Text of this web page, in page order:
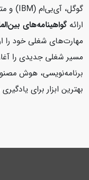
ارائهگواهینامه‌های
مهارت‌های شغلی خود را
مسیر شغلی جدیدی را آغاز
برنامه‌نویسی، هوش
بهترین ابزار برای